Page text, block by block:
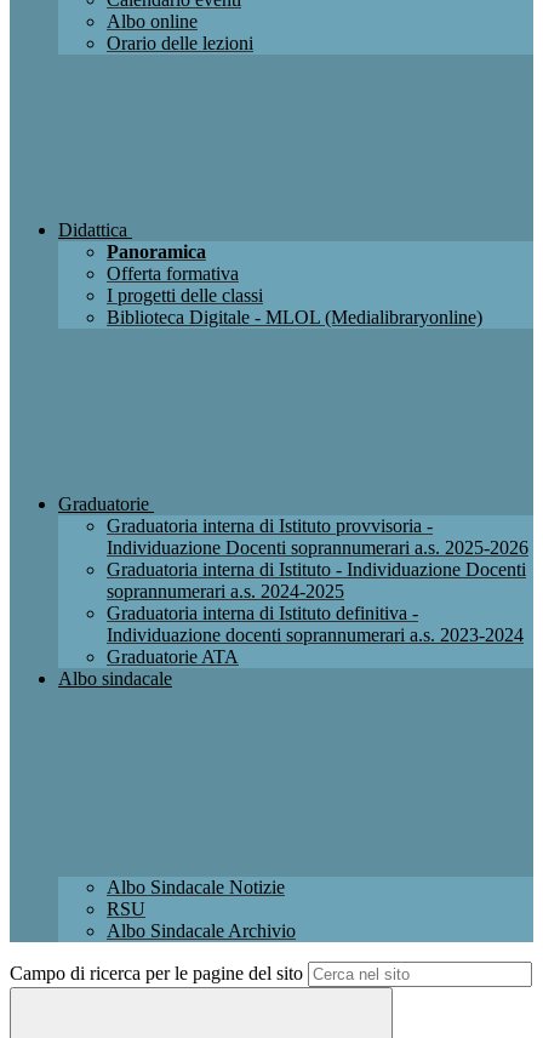
Albo online
Orario delle lezioni
Didattica
Panoramica
Offerta formativa
I progetti delle classi
Biblioteca Digitale - MLOL (Medialibraryonline)
Graduatorie
Graduatoria interna di Istituto provvisoria -
Individuazione Docenti soprannumerari a.s. 2025-2026
Graduatoria interna di Istituto - Individuazione Docenti
soprannumerari a.s. 2024-2025
Graduatoria interna di Istituto definitiva -
Individuazione docenti soprannumerari a.s. 2023-2024
Graduatorie ATA
Albo sindacale
Albo Sindacale Notizie
RSU
Albo Sindacale Archivio
Campo di ricerca per le pagine del sito